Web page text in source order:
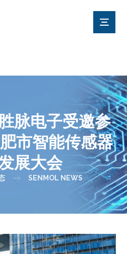
脉电子受邀参
市智能传感器
展大会
SENMOL NEWS